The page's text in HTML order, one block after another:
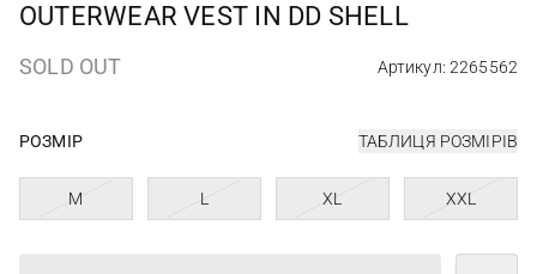
OUTERWEAR VEST IN DD SHELL
SOLD OUT Артикул: 2265562
РОЗМІР ТАБЛИЦЯ РОЗМІРІВ
M L XL XXL